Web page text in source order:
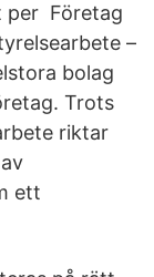
per Företag
–
bolag
Trots
riktar
ett